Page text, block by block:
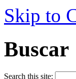
Skip to
Buscar
Search this site: